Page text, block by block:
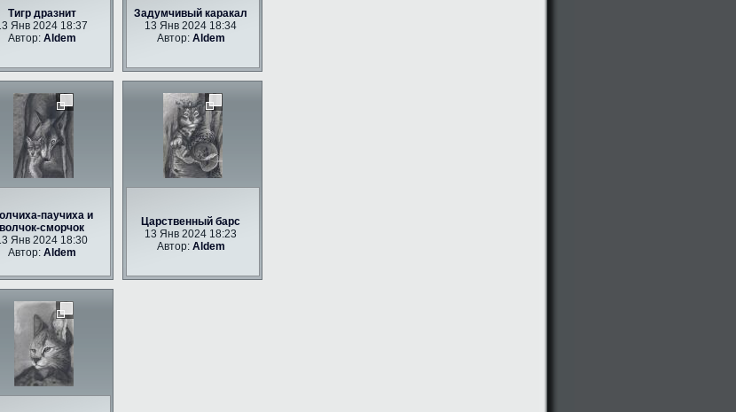
Тигр дразнит
Янв 2024 18:37
Автор: Aldem
Задумчивый каракал
13 Янв 2024 18:34
Автор: Aldem
паучиха и
волчок-сморчок
Янв 2024 18:30
Автор: Aldem
Царственный барс
13 Янв 2024 18:23
Автор: Aldem